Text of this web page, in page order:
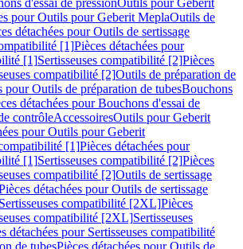
d'essai de pressionOutils pour Geberit
pour Outils pour Geberit MeplaOutils de
détachées pour Outils de sertissage
[1]Pièces détachées pour
[1]Sertisseuses compatibilité [2]Pièces
compatibilité [2]Outils de préparation de
pour Outils de préparation de tubesBouchons
détachées pour Bouchons d'essai de
contrôleAccessoiresOutils pour Geberit
pour Outils pour Geberit
[1]Pièces détachées pour
[1]Sertisseuses compatibilité [2]Pièces
compatibilité [2]Outils de sertissage
détachées pour Outils de sertissage
Sertisseuses compatibilité [2XL]Pièces
compatibilité [2XL]Sertisseuses
détachées pour Sertisseuses compatibilité
de tubesPièces détachées pour Outils de